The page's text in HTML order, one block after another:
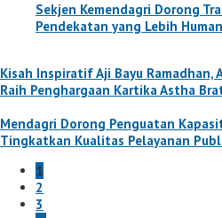
Sekjen Kemendagri Dorong
Pendekatan yang Lebih
Kisah Inspiratif Aji Bayu Ramadhan,
Raih Penghargaan Kartika Astha
Mendagri Dorong Penguatan
Tingkatkan Kualitas Pelayanan
1
2
3